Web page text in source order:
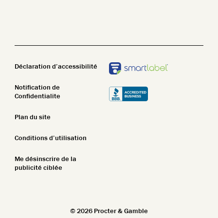
Déclaration d’accessibilité
Notification de
Confidentialite
Plan du site
Conditions d’utilisation
Me désinscrire de la
publicité ciblée
©2026 Procter & Gamble